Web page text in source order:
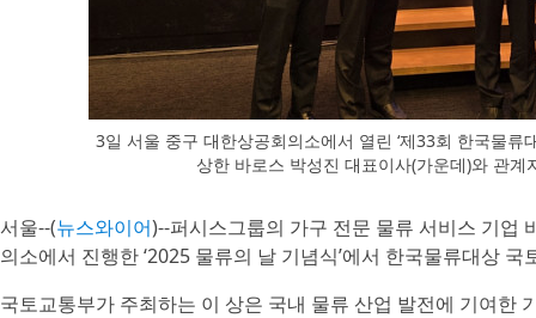
3일 서울 중구 대한상공회의소에서 열린 ‘제33회 한국물류
상한 바로스 박성진 대표이사(가운데)와 관
서울--(뉴스와이어)--퍼시스그룹의 가구 전문 물류 서비스 기업
의소에서 진행한 ‘2025 물류의 날 기념식’에서 한국물류대상
국토교통부가 주최하는 이 상은 국내 물류 산업 발전에 기여한